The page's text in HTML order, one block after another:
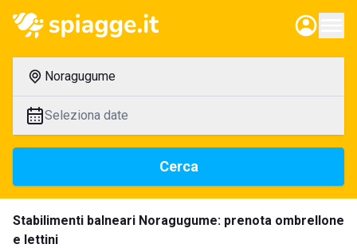
Noragugume
Seleziona date
Cerca
Stabilimenti balneari Noragugume: prenota ombrellone
e lettini